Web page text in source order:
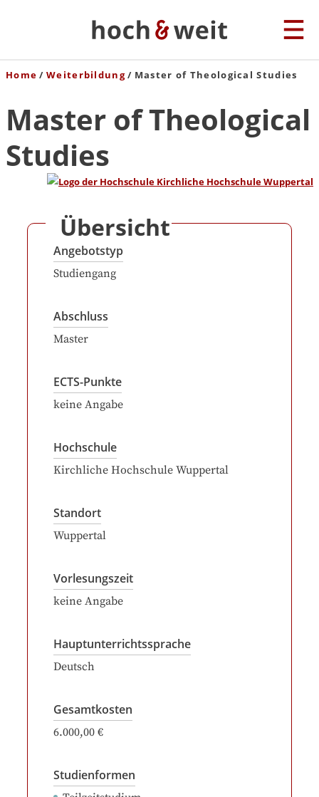
Home Weiterbildung Master of Theological Studies
Master of Theological
Studies
Übersicht
Angebotstyp
Studiengang
Abschluss
Master
ECTS-Punkte
keine Angabe
Hochschule
Kirchliche Hochschule Wuppertal
Standort
Wuppertal
Vorlesungszeit
keine Angabe
Hauptunterrichtssprache
Deutsch
Gesamtkosten
6.000,00 €
Studienformen